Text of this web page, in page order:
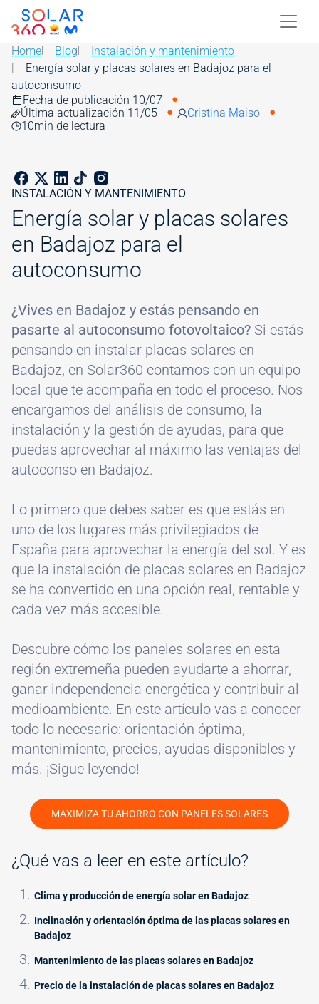
Skip to main content
Image
Home Blog
Instalación y mantenimiento
Energía solar y placas solares en Badajoz para el
autoconsumo
Fecha de publicación 10/07
Última actualización 11/05
Cristina Maiso
10min de lectura
INSTALACIÓN Y MANTENIMIENTO
Energía solar y placas solares
en Badajoz para el
autoconsumo
¿Vives en Badajoz y estás pensando en
pasarte al autoconsumo fotovoltaico? Si estás
pensando en instalar placas solares en
Badajoz, en Solar360 contamos con un equipo
local que te acompaña en todo el proceso. Nos
encargamos del análisis de consumo, la
instalación y la gestión de ayudas, para que
puedas aprovechar al máximo las ventajas del
autoconso en Badajoz.
Lo primero que debes saber es que estás en
uno de los lugares más privilegiados de
España para aprovechar la energía del sol. Y es
que la instalación de placas solares en Badajoz
se ha convertido en una opción real, rentable y
cada vez más accesible.
Descubre cómo los paneles solares en esta
región extremeña pueden ayudarte a ahorrar,
ganar independencia energética y contribuir al
medioambiente. En este artículo vas a conocer
todo lo necesario: orientación óptima,
mantenimiento, precios, ayudas disponibles y
más. ¡Sigue leyendo!
MAXIMIZA TU AHORRO CON PANELES SOLARES
¿Qué vas a leer en este artículo?
Clima y producción de energía solar en Badajoz
Inclinación y orientación óptima de las placas solares en
Badajoz
Mantenimiento de las placas solares en Badajoz
Precio de la instalación de placas solares en Badajoz